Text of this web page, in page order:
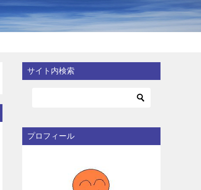
サイト内検索
プロフィール